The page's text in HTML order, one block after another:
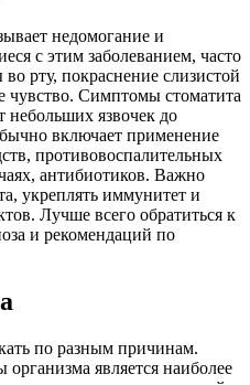
недомогание и
с этим заболеванием, часто
рту, покраснение слизистой
чувство. Симптомы стоматита
небольших язвочек до
включает применение
противовоспалительных
антибиотиков. Важно
укреплять иммунитет и
Лучше всего обратиться к
и рекомендаций по
по разным причинам.
является наиболее